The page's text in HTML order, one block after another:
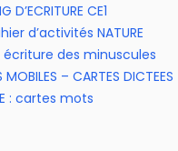
D’ECRITURE CE1
d’activités NATURE
écriture des minuscules
MOBILES – CARTES DICTEES
: cartes mots